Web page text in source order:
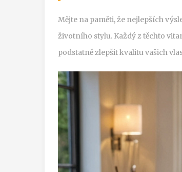
Mějte na paměti, že nejlepších
životního stylu. Každý z těchto
podstatně zlepšit kvalitu vašich